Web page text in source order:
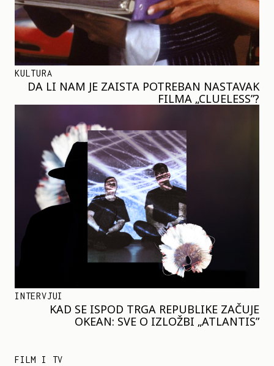
KULTURA
DA LI NAM JE ZAISTA POTREBAN NASTAVAK
FILMA „CLUELESS”?
INTERVJUI
KAD SE ISPOD TRGA REPUBLIKE ZAČUJE
OKEAN: SVE O IZLOŽBI „ATLANTIS”
FILM I TV